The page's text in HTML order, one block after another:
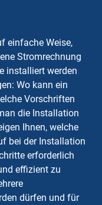
einfache Weise,
Stromrechnung
installiert werden
Wo kann ein
Vorschriften
die Installation
Ihnen, welche
bei der Installation
erforderlich
effizient zu
dürfen und für